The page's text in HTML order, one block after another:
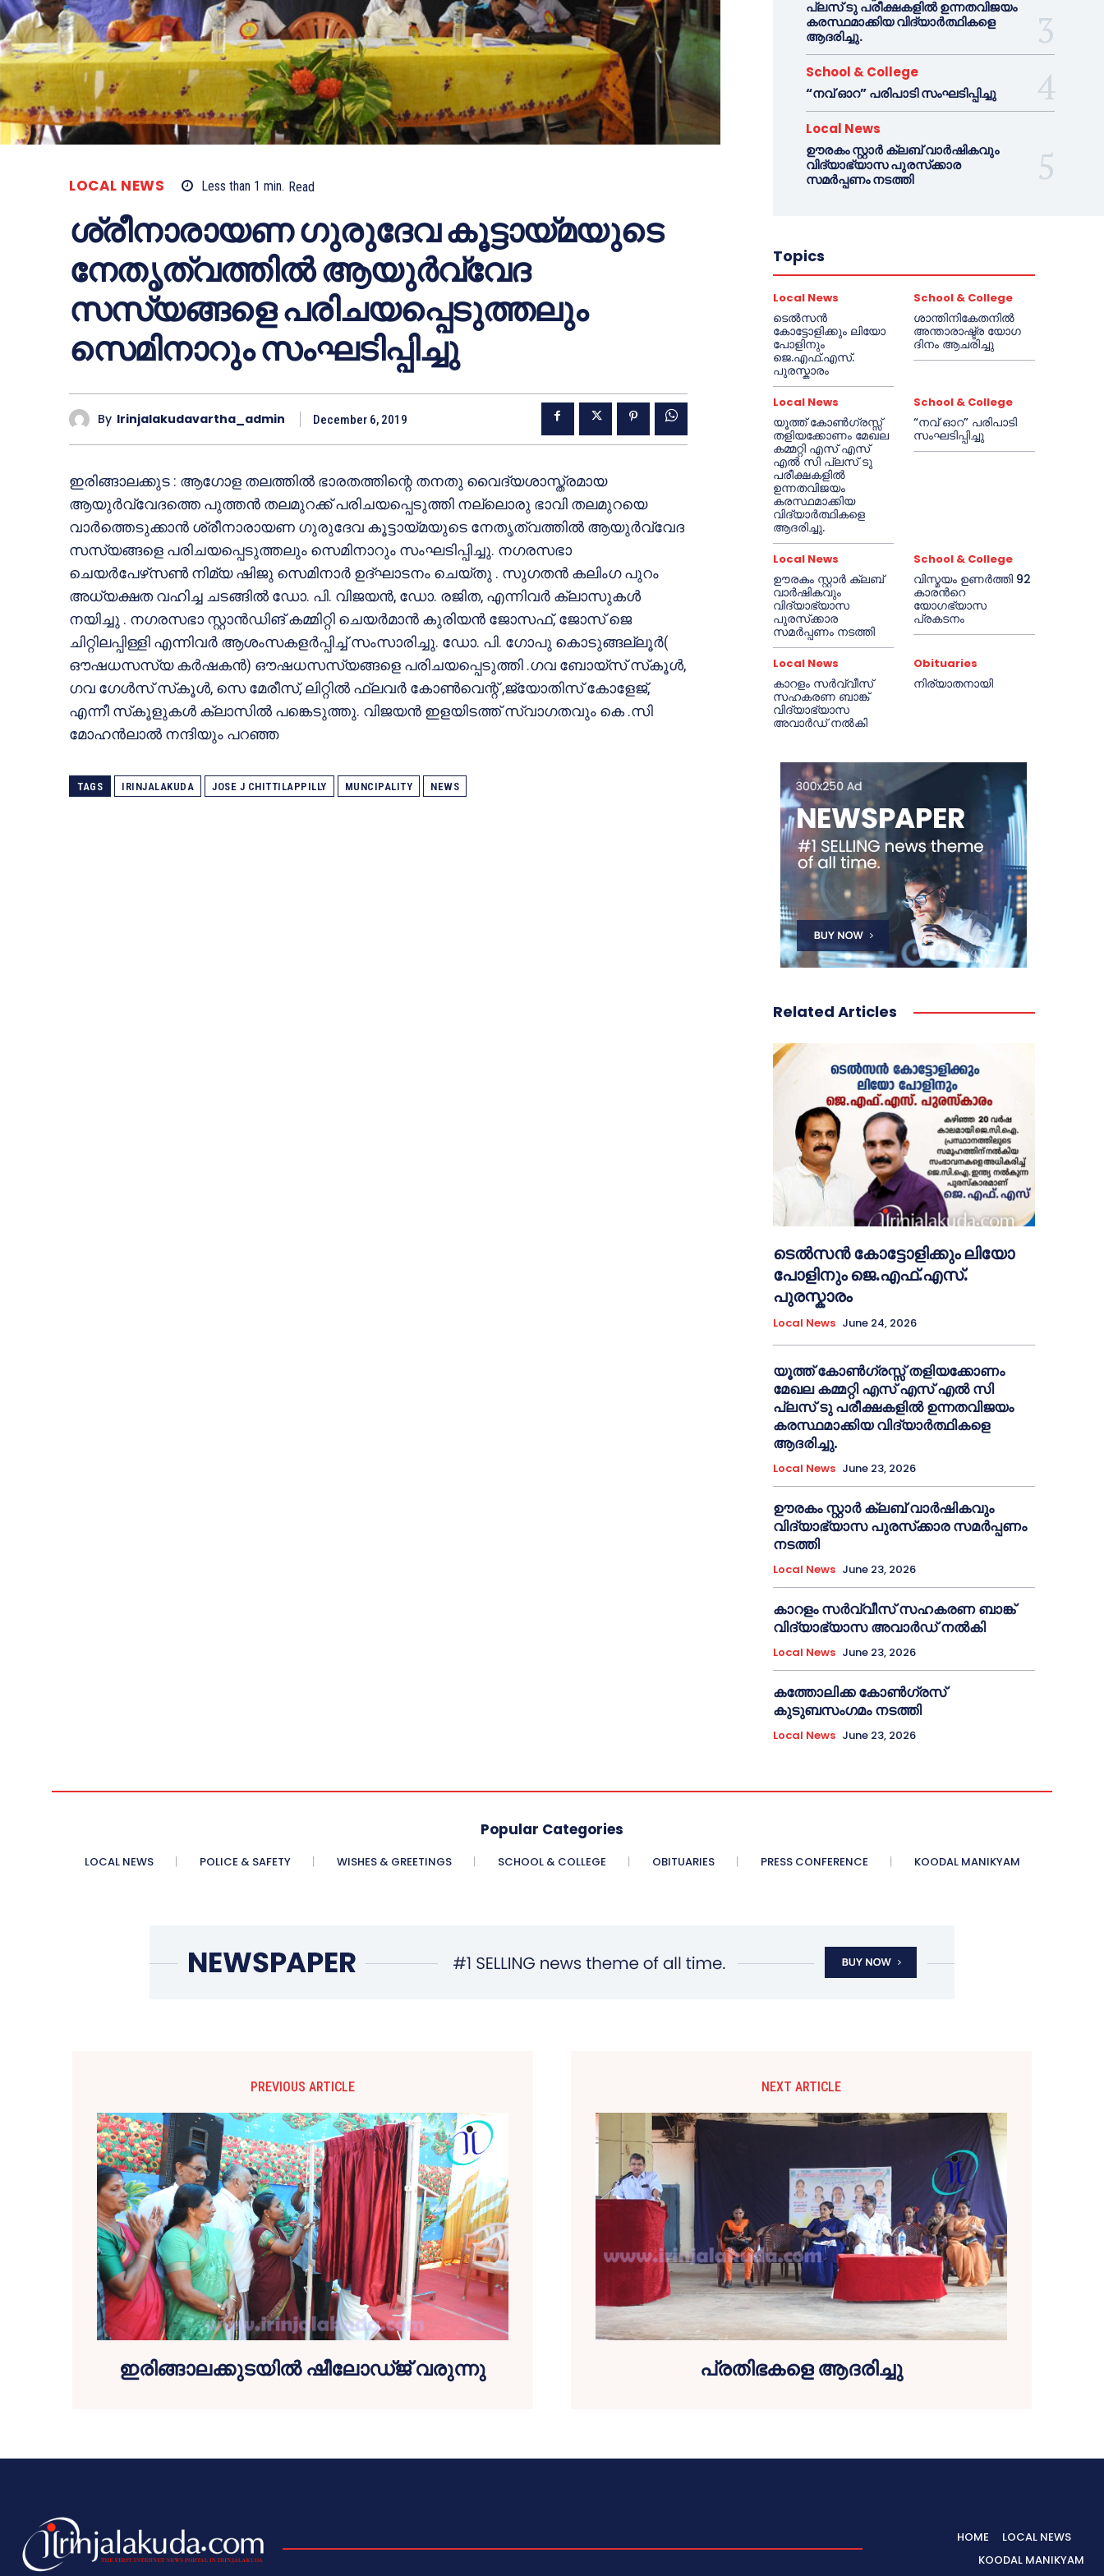
LOCAL NEWS Less than 1 min. Read
ശ്രീനാരായണ ഗുരുദേവ കൂട്ടായ്മയുടെ
നേതൃത്വത്തില്‍ ആയുര്‍വ്വേദ
സസ്യങ്ങളെ പരിചയപ്പെടുത്തലും
സെമിനാറും സംഘടിപ്പിച്ചു
By Irinjalakudavartha_admin December 6, 2019
ഇരിങ്ങാലക്കുട : ആഗോള തലത്തില്‍ ഭാരതത്തിന്റെ തനതു വൈദ്യശാസ്ത്രമായ
ആയുര്‍വ്വേദത്തെ പുത്തന്‍ തലമുറക്ക് പരിചയപ്പെടുത്തി നല്ലൊരു ഭാവി തലമുറയെ
വാര്‍ത്തെടുക്കാന്‍ ശ്രീനാരായണ ഗുരുദേവ കൂട്ടായ്മയുടെ നേതൃത്വത്തില്‍ ആയുര്‍വ്വേദ
സസ്യങ്ങളെ പരിചയപ്പെടുത്തലും സെമിനാറും സംഘടിപ്പിച്ചു. നഗരസഭാ
ചെയര്‍പേഴ്‌സണ്‍ നിമ്യ ഷിജു സെമിനാര്‍ ഉദ്ഘാടനം ചെയ്തു . സുഗതന്‍ കലിംഗ പുറം
അധ്യക്ഷത വഹിച്ച ചടങ്ങില്‍ ഡോ. പി. വിജയന്‍, ഡോ. രജിത, എന്നിവര്‍ ക്ലാസുകള്‍
നയിച്ചു . നഗരസഭാ സ്റ്റാന്‍ഡിങ് കമ്മിറ്റി ചെയര്‍മാന്‍ കുരിയന്‍ ജോസഫ്, ജോസ് ജെ
ചിറ്റിലപ്പിള്ളി എന്നിവര്‍ ആശംസകളര്‍പ്പിച്ച് സംസാരിച്ചു. ഡോ. പി. ഗോപു കൊടുങ്ങല്ലൂര്‍(
ഔഷധസസ്യ കര്‍ഷകന്‍) ഔഷധസസ്യങ്ങളെ പരിചയപ്പെടുത്തി .ഗവ ബോയ്‌സ് സ്‌കൂള്‍,
ഗവ ഗേള്‍സ് സ്‌കൂള്‍, സെ മേരീസ്, ലിറ്റില്‍ ഫ്‌ലവര്‍ കോണ്‍വെന്റ് ,ജ്യോതിസ് കോളേജ്,
എന്നീ സ്‌കൂളുകള്‍ ക്ലാസില്‍ പങ്കെടുത്തു. വിജയന്‍ ഇളയിടത്ത് സ്വാഗതവും കെ .സി
മോഹന്‍ലാല്‍ നന്ദിയും പറഞ്ഞ
TAGS IRINJALAKUDA JOSE J CHITTILAPPILLY MUNCIPALITY NEWS
പ്ലസ് ടു പരീക്ഷകളിൽ ഉന്നതവിജയം
കരസ്ഥമാക്കിയ വിദ്യാർത്ഥികളെ
ആദരിച്ചു.
School & College
“നവ് ഓറ” പരിപാടി സംഘടിപ്പിച്ചു
Local News
ഊരകം സ്റ്റാർ ക്ലബ് വാർഷികവും
വിദ്യാഭ്യാസ പുരസ്‌ക്കാര
സമർപ്പണം നടത്തി
Topics
Local News
ടെൽസൻ
കോട്ടോളിക്കും ലിയോ
പോളിനും
ജെ.എഫ്.എസ്.
പുരസ്കാരം
School & College
ശാന്തിനികേതനിൽ
അന്താരാഷ്ട്ര യോഗ
ദിനം ആചരിച്ചു
Local News
യൂത്ത് കോൺഗ്രസ്സ്
തളിയക്കോണം മേഖല
കമ്മറ്റി എസ് എസ്
എൽ സി പ്ലസ് ടു
പരീക്ഷകളിൽ
ഉന്നതവിജയം
കരസ്ഥമാക്കിയ
വിദ്യാർത്ഥികളെ
ആദരിച്ചു.
School & College
“നവ് ഓറ” പരിപാടി
സംഘടിപ്പിച്ചു
Local News
ഊരകം സ്റ്റാർ ക്ലബ്
വാർഷികവും
വിദ്യാഭ്യാസ
പുരസ്‌ക്കാര
സമർപ്പണം നടത്തി
School & College
വിസ്മയം ഉണർത്തി 92
കാരൻറെ
യോഗഭ്യാസ
പ്രകടനം
Local News
കാറളം സർവ്വീസ്
സഹകരണ ബാങ്ക്
വിദ്യാഭ്യാസ
അവാർഡ് നൽകി
Obituaries
നിര്യാതനായി
Related Articles
ടെൽസൻ കോട്ടോളിക്കും ലിയോ
പോളിനും ജെ.എഫ്.എസ്.
പുരസ്കാരം
Local News June 24, 2026
യൂത്ത് കോൺഗ്രസ്സ് തളിയക്കോണം
മേഖല കമ്മറ്റി എസ് എസ് എൽ സി
പ്ലസ് ടു പരീക്ഷകളിൽ ഉന്നതവിജയം
കരസ്ഥമാക്കിയ വിദ്യാർത്ഥികളെ
ആദരിച്ചു.
Local News June 23, 2026
ഊരകം സ്റ്റാർ ക്ലബ് വാർഷികവും
വിദ്യാഭ്യാസ പുരസ്‌ക്കാര സമർപ്പണം
നടത്തി
Local News June 23, 2026
കാറളം സർവ്വീസ് സഹകരണ ബാങ്ക്
വിദ്യാഭ്യാസ അവാർഡ് നൽകി
Local News June 23, 2026
കത്തോലിക്ക കോൺഗ്രസ്
കുടുബസംഗമം നടത്തി
Local News June 23, 2026
Popular Categories
LOCAL NEWS POLICE & SAFETY WISHES & GREETINGS SCHOOL & COLLEGE OBITUARIES PRESS CONFERENCE KOODAL MANIKYAM
PREVIOUS ARTICLE
ഇരിങ്ങാലക്കുടയില്‍ ഷീലോഡ്ജ് വരുന്നു
NEXT ARTICLE
പ്രതിഭകളെ ആദരിച്ചു
HOME
LOCAL NEWS
KOODAL MANIKYAM